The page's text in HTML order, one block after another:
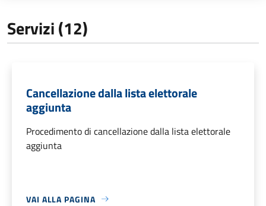
Servizi (12)
Cancellazione dalla lista elettorale
aggiunta
Procedimento di cancellazione dalla lista elettorale
aggiunta
VAI ALLA PAGINA